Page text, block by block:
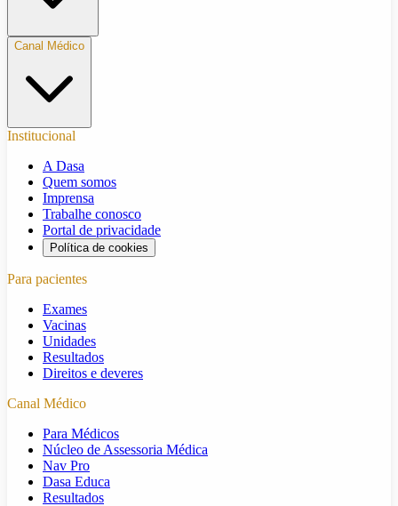
Canal Médico
Institucional
A Dasa
Quem somos
Imprensa
Trabalhe conosco
Portal de privacidade
Política de cookies
Para pacientes
Exames
Vacinas
Unidades
Resultados
Direitos e deveres
Canal Médico
Para Médicos
Núcleo de Assessoria Médica
Nav Pro
Dasa Educa
Resultados